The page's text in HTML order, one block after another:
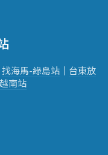
找海馬-綠島站 ｜ 台東放
南站